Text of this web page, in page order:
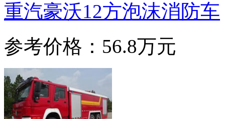
重汽豪沃12方泡沫消防车
参考价格：56.8万元